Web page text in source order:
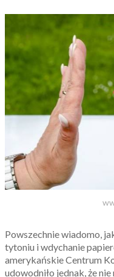
Powszechnie wiadomo,
tytoniu i wdychanie
amerykańskie Centrum
udowodniło jednak, że